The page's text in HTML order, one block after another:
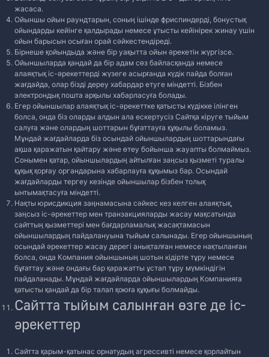
жасаса.
Ойыншы ойын раундтарын, соның ішінде фриспиндерді, бонустық
ойындарды кейінге қалдырады немесе ұтысты кейінірек жинау үшін
ойын барысын осыған орай сәйкестендіреді.
Бірнеше қойындыда және бір уақытта ойын әрекетін жүргізсе.
Ойыншыларда қандай да бір адам сөз байласқанда немесе
алаяқтық іс-әрекеттерді жүзеге асырғанда күдік пайда болған
жағдайда, олар бізді дереу хабардар етуге міндетті. Бізбен
электрондық пошта арқылы хабарласуға болады.
Егер ойыншылар алаяқтық іс-әрекеттке қатысты күдікке ілінген
болса, онда біз оларды алдын ала ескертусіз Сайтқа кіруге тыйым
салуға және олардың шоттарын бұғаттауға құқылы боламыз.
Мұндай жағдайларда біз осындай ойыншылардың шоттарындағы
ақша қаражатын қайтару және өтеу бойынша жауапты болмаймыз.
Сонымен қатар, ойыншылардың айтылған заңсыз қызметі туралы
құқық қорғау органдарына хабарлауға құқымыз бар. Осындай
жағдайларды тергеу кезінде ойыншылар бізбен толық
ынтымақтасуға міндетті.
Нақты юрисдикция заңнамасына сәйкес кез келген алаяқтық,
заңсыз іс-әрекеттер мен транзакцияларды жасау мақсатында
сайттың қызметтері мен бағдарламалық жасақтамасын
ойыншылардың пайдалануына тыйым салынады. Егер ойыншының
осындай әрекеттер жасау дерегі анықталған немесе нақтыланған
болса, онда Компания ойыншының шотын кідірте тұру немесе
бұғаттау және ондағы бар қаражатты ұстап тұру мүмкіндігін
пайдаланады. Мұндай жағдайларда ойыншылардың Компанияға
қатысты қандай да бір талап қоюға құқығы болмайды.
Сайтта тыйым салынған өзге де іс-
әрекеттер
Сайтта қарым-қатынас орнатудың агрессивті немесе қорлайтын